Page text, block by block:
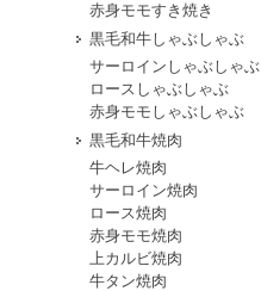
赤身モモすき焼き
黒毛和牛しゃぶしゃぶ
サーロインしゃぶしゃぶ
ロースしゃぶしゃぶ
赤身モモしゃぶしゃぶ
黒毛和牛焼肉
牛ヘレ焼肉
サーロイン焼肉
ロース焼肉
赤身モモ焼肉
上カルビ焼肉
牛タン焼肉